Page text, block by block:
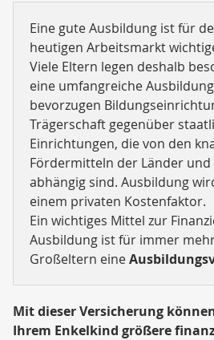
Eine gute Ausbildung ist für
heutigen Arbeitsmarkt
Viele Eltern legen deshalb
eine umfangreiche
bevorzugen
Trägerschaft gegenüber
Einrichtungen, die von den
Fördermitteln der Länder
abhängig sind. Ausbildung
einem privaten Kostenfaktor.
Ein wichtiges Mittel zur
Ausbildung ist für immer
Großeltern eine
Mit dieser Versicherung
Ihrem Enkelkind größere